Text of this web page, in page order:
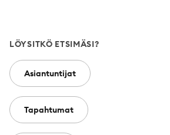
LÖYSITKÖ ETSIMÄSI?
Asiantuntijat
Tapahtumat